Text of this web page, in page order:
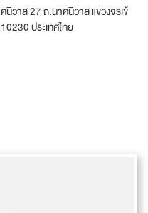
วาส 27 ถ.นาคนิวาส แขวงจรเข้
ประเทศไทย